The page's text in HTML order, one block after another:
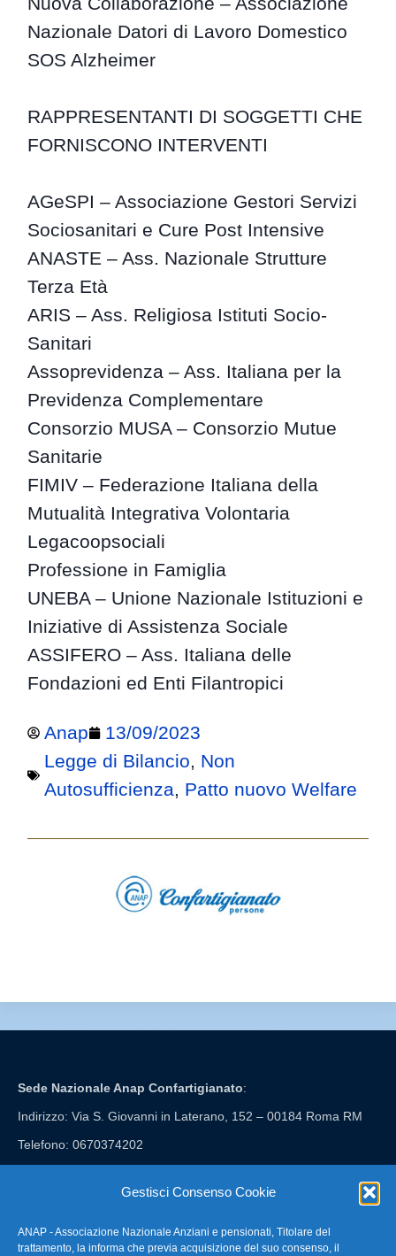
Gestisci Consenso Cookie
ANAP - Associazione Nazionale Anziani e pensionati, Titolare del
trattamento, la informa che previa acquisizione del suo consenso, il
Nazionale Datori di Lavoro Domestico
SOS Alzheimer
RAPPRESENTANTI DI SOGGETTI CHE
FORNISCONO INTERVENTI
AGeSPI – Associazione Gestori Servizi
Sociosanitari e Cure Post Intensive
ANASTE – Ass. Nazionale Strutture
Terza Età
ARIS – Ass. Religiosa Istituti Socio-
Sanitari
Assoprevidenza – Ass. Italiana per la
Previdenza Complementare
Consorzio MUSA – Consorzio Mutue
Sanitarie
FIMIV – Federazione Italiana della
Mutualità Integrativa Volontaria
Legacoopsociali
Professione in Famiglia
UNEBA – Unione Nazionale Istituzioni e
Iniziative di Assistenza Sociale
ASSIFERO – Ass. Italiana delle
Fondazioni ed Enti Filantropici
Anap
13/09/2023
Legge di Bilancio
Non
Autosufficienza
Patto nuovo Welfare
Sede Nazionale Anap Confartigianato:
Indirizzo: Via S. Giovanni in Laterano, 152 – 00184 Roma RM
Telefono: 0670374202
FAQ – Domande Frequenti